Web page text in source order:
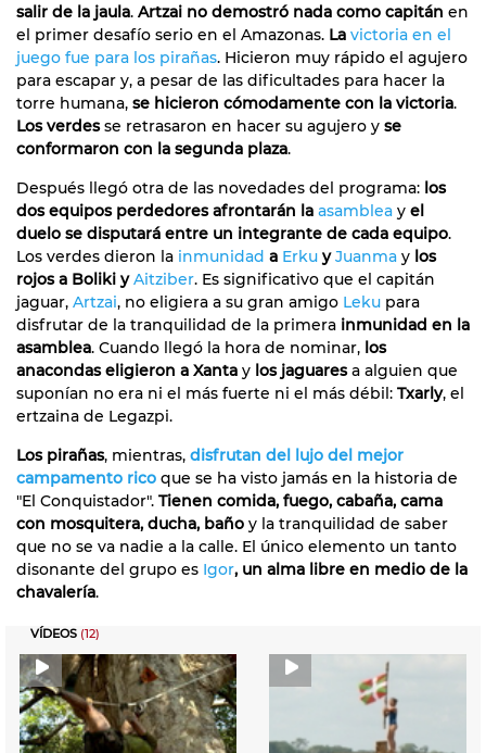
salir de la jaula. Artzai no demostró nada como capitán en
el primer desafío serio en el Amazonas. La victoria en el
juego fue para los pirañas. Hicieron muy rápido el agujero
para escapar y, a pesar de las dificultades para hacer la
torre humana, se hicieron cómodamente con la victoria.
Los verdesse retrasaron en hacer su agujero y se
conformaron con la segunda plaza.
Después llegó otra de las novedades del programa: los
dos equipos perdedores afrontarán la asamblea y el
duelo se disputará entre un integrante de cada equipo.
Los verdes dieron la inmunidad a Erku yJuanma y los
rojos a Boliki yAitziber. Es significativo que el capitán
jaguar, Artzai, no eligiera a su gran amigo Leku para
disfrutar de la tranquilidad de la primera inmunidad en la
asamblea. Cuando llegó la hora de nominar, los
anacondas eligieron a Xanta y los jaguaresa alguien que
suponían no era ni el más fuerte ni el más débil: Txarly, el
ertzaina de Legazpi.
Los pirañas, mientras, disfrutan del lujo del mejor
campamento rico que se ha visto jamás en la historia de
"El Conquistador". Tienen comida, fuego, cabaña, cama
con mosquitera, ducha, baño y la tranquilidad de saber
que no se va nadie a la calle. El único elemento un tanto
disonante del grupo es Igor, un alma libre en medio de la
chavalería.
VÍDEOS (12)